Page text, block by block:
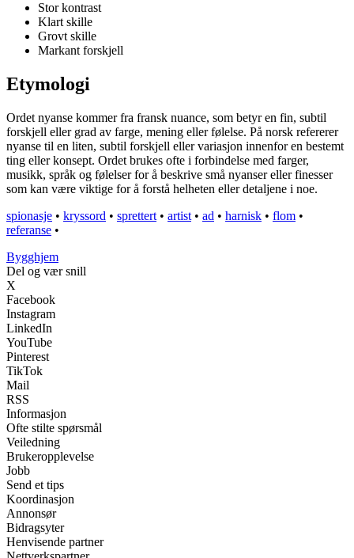
Stor kontrast
Klart skille
Grovt skille
Markant forskjell
Etymologi
Ordet nyanse kommer fra fransk nuance, som betyr en fin, subtil
forskjell eller grad av farge, mening eller følelse. På norsk refererer
nyanse til en liten, subtil forskjell eller variasjon innenfor en bestemt
ting eller konsept. Ordet brukes ofte i forbindelse med farger,
musikk, språk og følelser for å beskrive små nyanser eller finesser
som kan være viktige for å forstå helheten eller detaljene i noe.
spionasje • kryssord • sprettert • artist • ad • harnisk • flom •
referanse •
Bygghjem
Del og vær snill
X
Facebook
Instagram
LinkedIn
YouTube
Pinterest
TikTok
Mail
RSS
Informasjon
Ofte stilte spørsmål
Veiledning
Brukeropplevelse
Jobb
Send et tips
Koordinasjon
Annonsør
Bidragsyter
Henvisende partner